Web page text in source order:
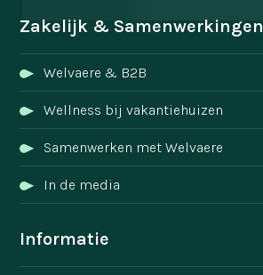
Zakelijk & Samenwerkingen
Welvaere & B2B
Wellness bij vakantiehuizen
Samenwerken met Welvaere
In de media
Informatie